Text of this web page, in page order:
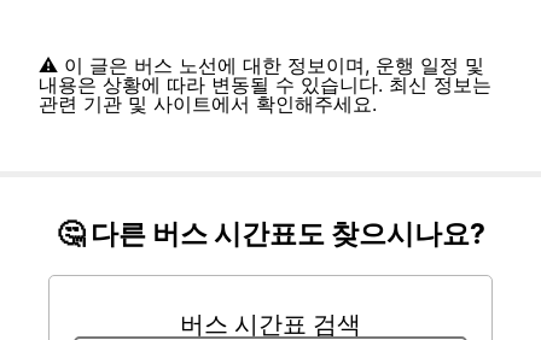
⚠️ 이 글은 버스 노선에 대한 정보이며, 운행 일정 및
내용은 상황에 따라 변동될 수 있습니다. 최신 정보는
관련 기관 및 사이트에서 확인해주세요.
🤔 다른 버스 시간표도 찾으시나요?
버스 시간표 검색